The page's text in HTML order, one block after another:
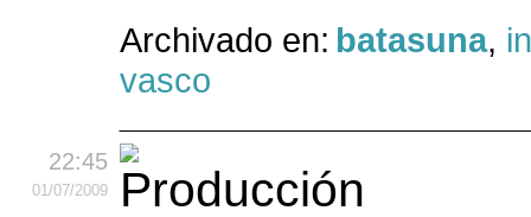
Archivado en: batasuna,
vasco
22:45
01/07/2009